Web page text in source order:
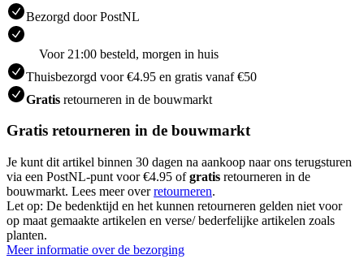
Bezorgd door PostNL
Voor 21:00 besteld, morgen in huis
Thuisbezorgd voor €4.95 en gratis vanaf €50
Gratis retourneren in de bouwmarkt
Gratis retourneren in de bouwmarkt
Je kunt dit artikel binnen 30 dagen na aankoop naar ons terugsturen
via een PostNL-punt voor €4.95 ofgratis retourneren in de
bouwmarkt. Lees meer overretourneren.
Let op: De bedenktijd en het kunnen retourneren gelden niet voor
op maat gemaakte artikelen en verse/ bederfelijke artikelen zoals
planten.
Meer informatie over de bezorging